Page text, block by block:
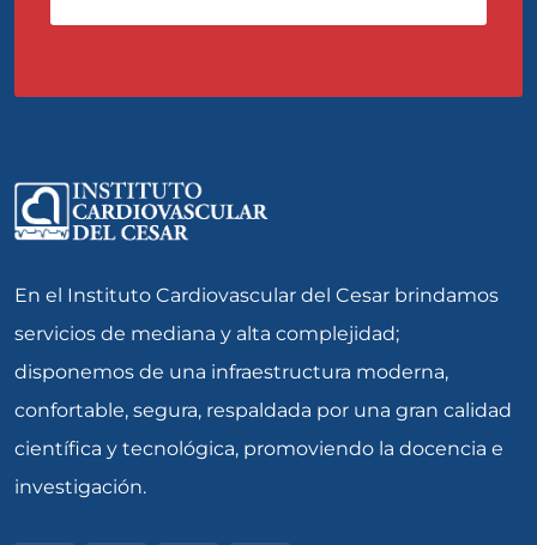
En el Instituto Cardiovascular del Cesar brindamos
servicios de mediana y alta complejidad;
disponemos de una infraestructura moderna,
confortable, segura, respaldada por una gran calidad
científica y tecnológica, promoviendo la docencia e
investigación.